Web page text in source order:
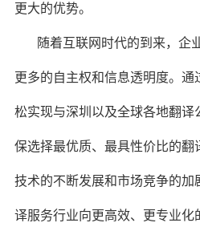
更大的优势。
随着互联网时代的到来，企
更多的自主权和信息透明度。
松实现与深圳以及全球各地翻译
保选择最优质、最具性价比的翻
技术的不断发展和市场竞争的加
译服务行业向更高效、更专业化